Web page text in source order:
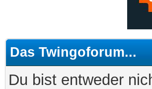
Das Twingoforum...
Du bist entweder